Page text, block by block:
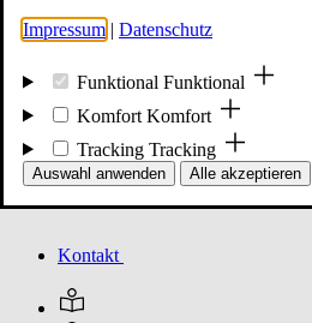
Events
Unsere Meldungen
Kontakt
Impressum | Datenschutz
Funktional Funktional
Komfort Komfort
Tracking Tracking
Auswahl anwenden Alle akzeptieren